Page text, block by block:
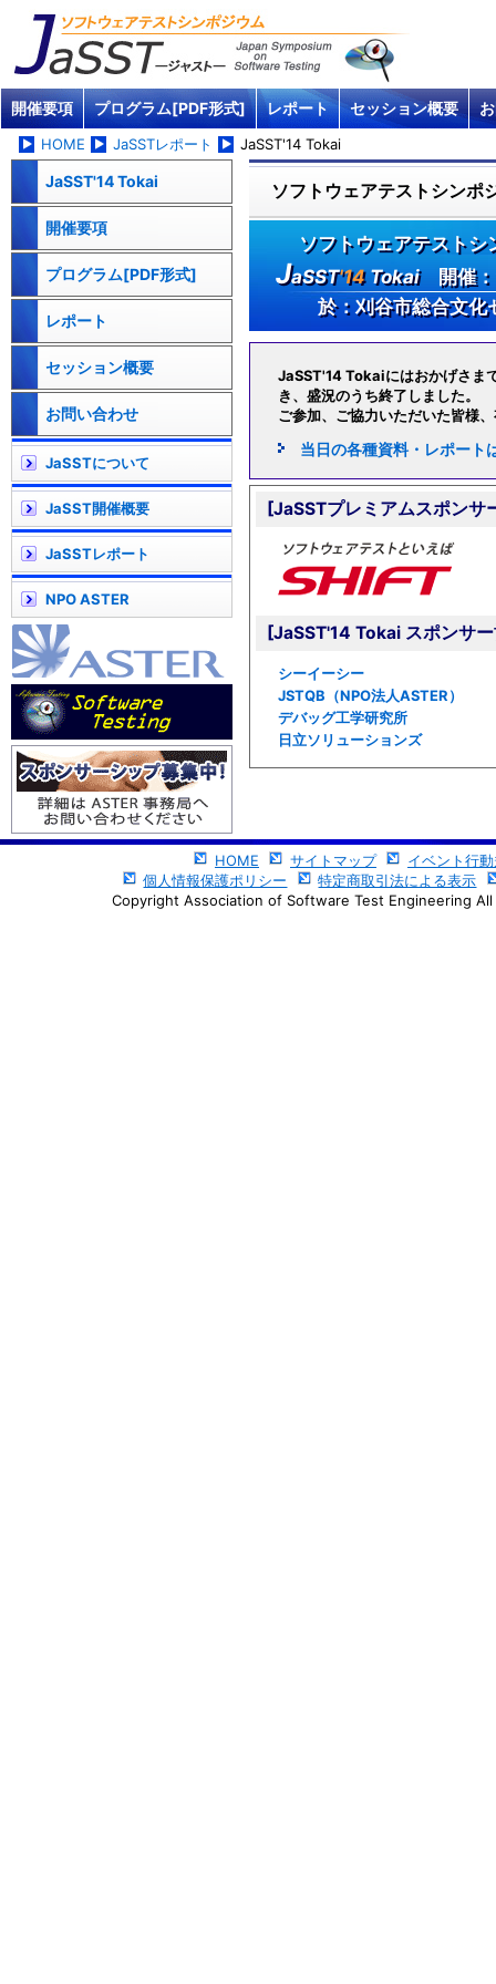
開催要項 プログラム[PDF形式] レポート セッション概要
HOME JaSSTレポート JaSST'14 Tokai
ソフトウェアテストシンポ
ソフトウェアテスト
JaSST'14Tokai開催：
於：刈谷市総合文
JaSST'14 Tokaiにはおかげさま
き、盛況のうち終了しました。
ご参加、ご協力いただいた皆様
当日の各種資料・レポート
[JaSSTプレミアムスポンサ
[JaSST'14 Tokai スポンサ
シーイーシー
JSTQB（NPO法人ASTER）
デバッグ工学研究所
日立ソリューションズ
JaSST'14 Tokai
開催要項
プログラム[PDF形式]
レポート
セッション概要
お問い合わせ
JaSSTについて
JaSST開催概要
JaSSTレポート
NPO ASTER
HOME サイトマップ
イベント行
個人情報保護ポリシー
特定商取引法による表示
Copyright Association of Software Test Engineering